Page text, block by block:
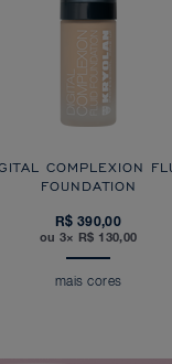
Previous
COMPLEXION
FOUNDATION
R$ 390,00
ou 3× R$ 130,00
mais cores